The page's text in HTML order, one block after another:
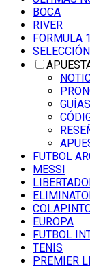
BOCA
RIVER
FORMULA 1
GUÍAS
FUTBOL
MESSI
EUROPA
FUTBOL
TENIS
PREMIER